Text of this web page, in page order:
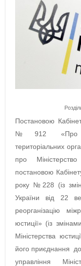
Постановою
№912 «Про
територіальних
про
постановою
року №228 (із
України від 22
реорганізацію
юстиції» (із
Міністерства
його приєднання до
управління